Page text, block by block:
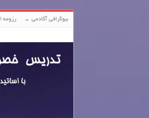
بیوگرافی آکادمی رزومه